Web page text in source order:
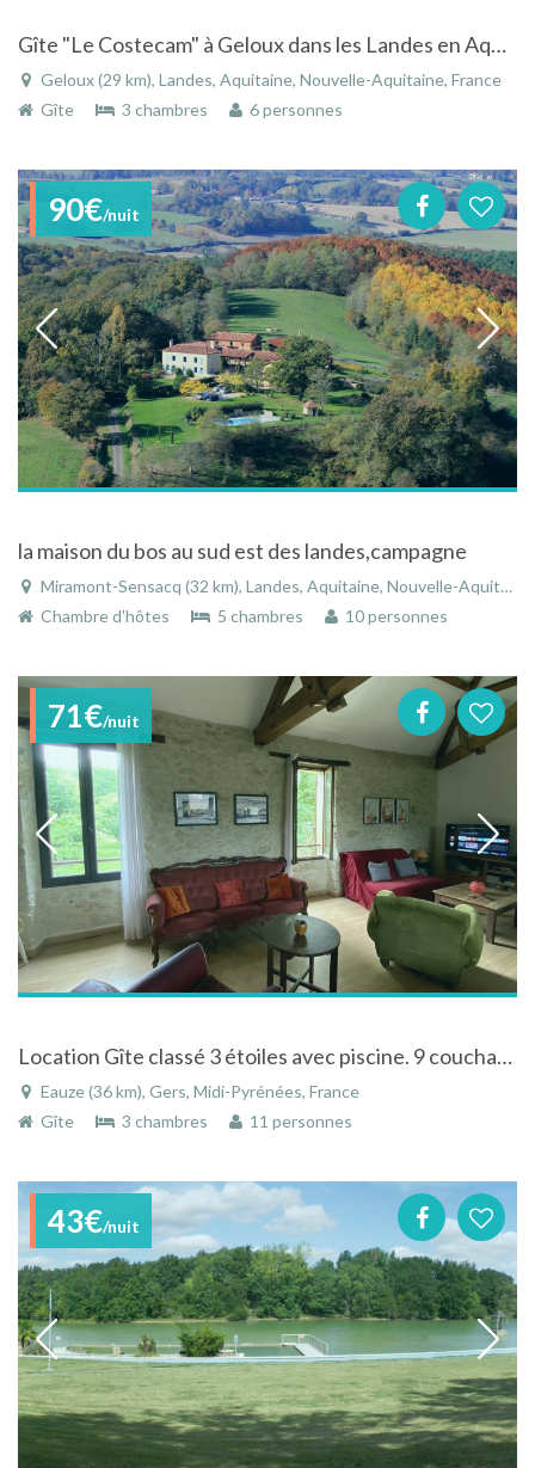
Gîte "Le Costecam" à Geloux dans les Landes en Aquitaine
Geloux (29 km), Landes, Aquitaine, Nouvelle-Aquitaine, France
Gîte
3 chambres 6 personnes
90€/nuit
la maison du bos au sud est des landes,campagne
Miramont-Sensacq (32 km), Landes, Aquitaine, Nouvelle-Aquitaine, France
Chambre d'hôtes
5 chambres 10 personnes
71€/nuit
Location Gîte classé 3 étoiles avec piscine. 9 couchages.
Eauze (36 km), Gers, Midi-Pyrénées, France
Gîte
3 chambres 11 personnes
43€/nuit